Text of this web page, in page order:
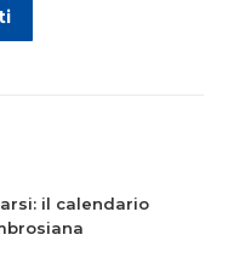
il calendario